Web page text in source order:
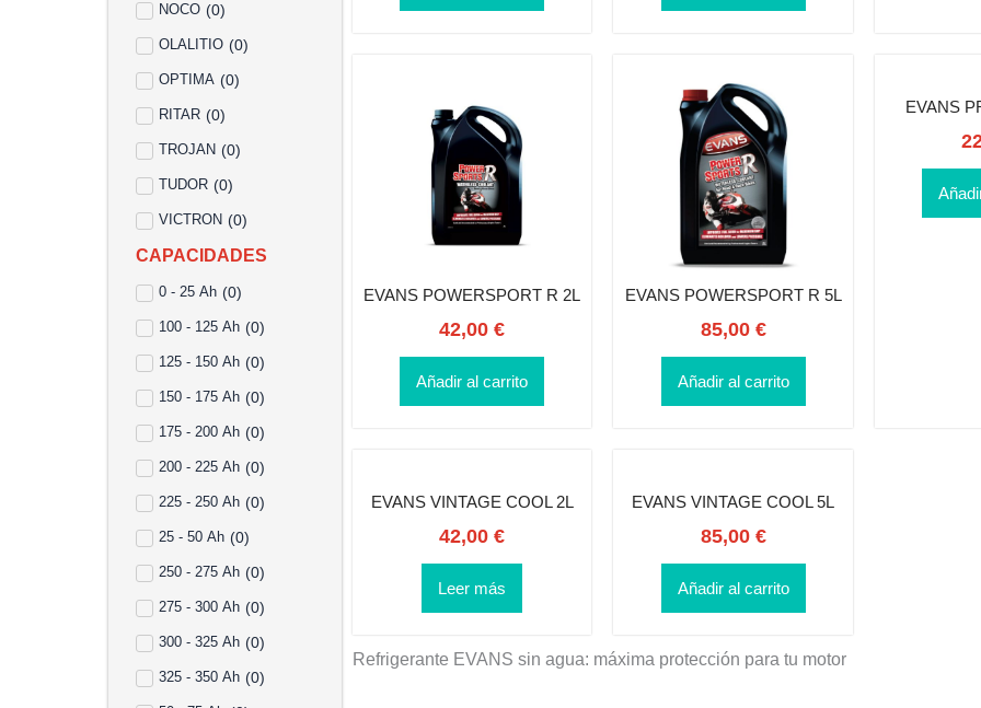
NOCO (0)
OLALITIO (0)
OPTIMA (0)
RITAR (0)
TROJAN (0)
TUDOR (0)
VICTRON (0)
CAPACIDADES
0 - 25 Ah (0)
100 - 125 Ah (0)
125 - 150 Ah (0)
150 - 175 Ah (0)
175 - 200 Ah (0)
200 - 225 Ah (0)
225 - 250 Ah (0)
25 - 50 Ah (0)
250 - 275 Ah (0)
275 - 300 Ah (0)
300 - 325 Ah (0)
325 - 350 Ah (0)
EVANS POWERSPORT R 2L
42,00€
Añadir al carrito
EVANS POWERSPORT R 5L
85,00 €
Añadir al carrito
EVANS
EVANS VINTAGE COOL 2L
42,00€
Leer más
EVANS VINTAGE COOL 5L
85,00 €
Añadir al carrito
Refrigerante EVANS sin agua: máxima protección para tu motor